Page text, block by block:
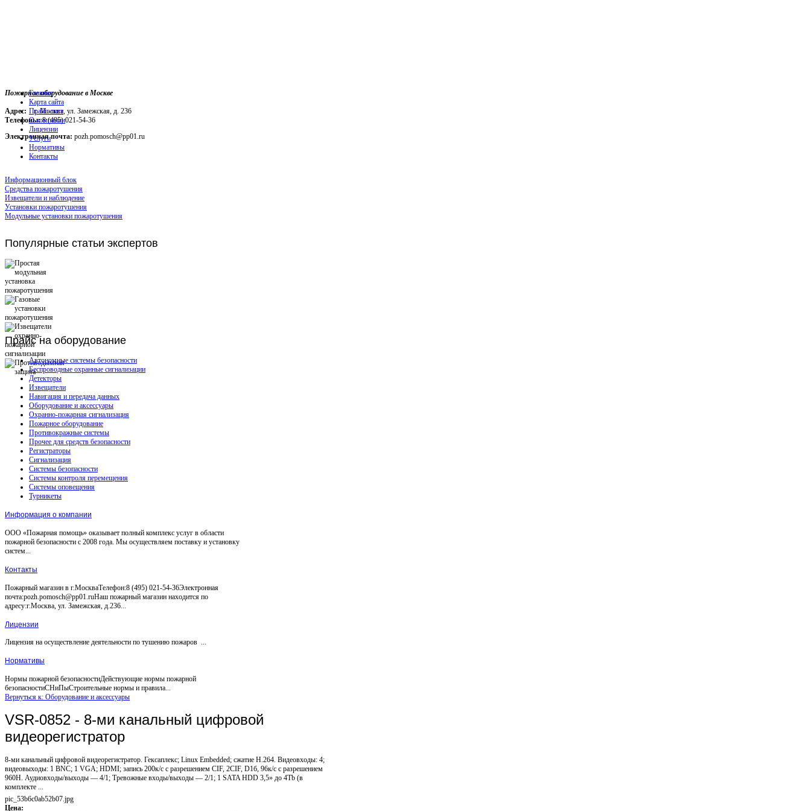
Пожарное оборудование в Москве
Адрес: г. Москва, ул. Замежская, д. 236
Телефоны:8 (495) 021-54-36
Электронная почта: pozh.pomosch@pp01.ru
Главная
Карта сайта
Прайс-лист
О компании
Лицензии
Услуги
Нормативы
Контакты
Информационный блок
Средства пожаротушения
Извещатели и наблюдение
Установки пожаротушения
Модульные установки пожаротушения
Популярные статьи экспертов
Прайсна оборудование
Автономные системы безопасности
Беспроводные охранные сигнализации
Детекторы
Извещатели
Навигация и передача данных
Оборудование и аксессуары
Охранно-пожарная сигнализация
Пожарное оборудование
Противокражные системы
Прочее для средств безопасности
Регистраторы
Сигнализация
Системы безопасности
Системы контроля перемещения
Системы оповещения
Турникеты
Информация о компании
ООО «Пожарная помощь» оказывает полный комплекс услуг в области
пожарной безопасности с 2008 года. Мы осуществляем поставку и установку
систем...
Контакты
Пожарный магазин в г.МоскваТелефон:8 (495) 021-54-36Электронная
почта:pozh.pomosch@pp01.ruНаш пожарный магазин находится по
адресу:г.Москва, ул. Замежская, д.236...
Лицензии
Лицензия на осуществление деятельности по тушению пожаров ...
Нормативы
Нормы пожарной безопасностиДействующие нормы пожарной
безопасностиСНиПыСтроительные нормы и правила...
Вернуться к: Оборудование и аксессуары
VSR-0852 - 8-ми канальный цифровой
видеорегистратор
8-ми канальный цифровой видеорегистратор. Гексаплекс; Linux Embedded; сжатие Н.264. Видеовходы: 4;
видеовыходы: 1 BNC; 1 VGA; HDMI; запись 200к/с с разрешением CIF, 2CIF, D1б, 96к/с с разрешением
960H. Аудиовходы/выходы — 4/1; Тревожные входы/выходы — 2/1; 1 SATA HDD 3,5» до 4Tb (в
комплекте ...
pic_53b6c0ab52b07.jpg
Цена: